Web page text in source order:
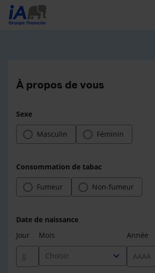
À propos de vous
Sexe
Masculin Féminin
Consommation de tabac
Fumeur Non-fumeur
Date de naissance
Jour
Mois
Choisir expand_more
Année